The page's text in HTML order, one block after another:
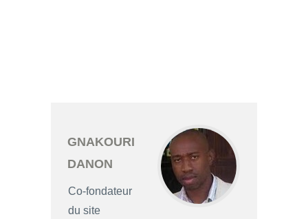
GNAKOURI
DANON
Co-fondateur
du site